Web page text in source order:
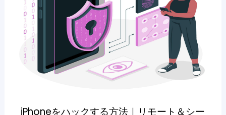
iPhoneをハックする方法｜リモート＆シー